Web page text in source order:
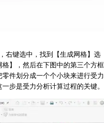
右键选中，找到【生成网格】选
】，然后在下图中的第三个方框
件划分成一个个小块来进行受力
步是受力分析计算过程的关键。